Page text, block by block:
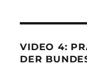
VIDEO 4:
DER